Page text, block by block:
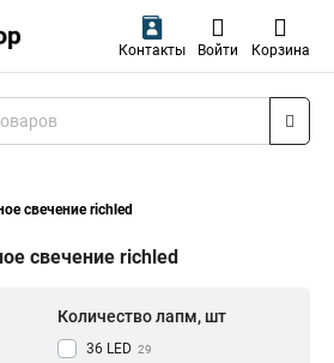
Контакты Войти Корзина
свечение richled
свечение richled
Количество лапм, шт
36 LED 29